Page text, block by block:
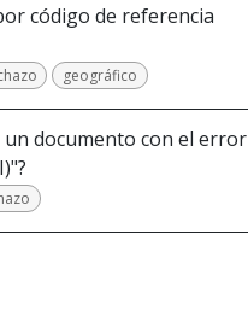
código de referencia
geográfico
un documento con el error